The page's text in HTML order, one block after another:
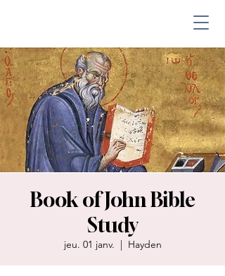
Book of John Bible
Study
jeu. 01 janv.
  |
Hayden